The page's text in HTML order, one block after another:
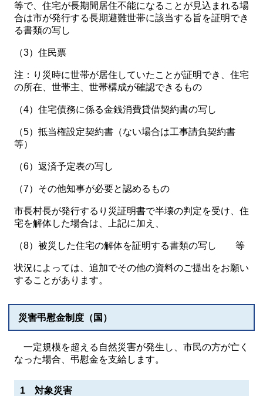
等で、住宅が長期間居住不能になることが見込まれる場
合は市が発行する長期避難世帯に該当する旨を証明でき
る書類の写し
（3）住民票
注：り災時に世帯が居住していたことが証明でき、住宅
の所在、世帯主、世帯構成が確認できるもの
（4）住宅債務に係る金銭消費貸借契約書の写し
（5）抵当権設定契約書（ない場合は工事請負契約書
等）
（6）返済予定表の写し
（7）その他知事が必要と認めるもの
市長村長が発行するり災証明書で半壊の判定を受け、住
宅を解体した場合は、上記に加え、
（8）被災した住宅の解体を証明する書類の写し 等
状況によっては、追加でその他の資料のご提出をお願い
することがあります。
災害弔慰金制度（国）
一定規模を超える自然災害が発生し、市民の方が亡く
なった場合、弔慰金を支給します。
1 対象災害